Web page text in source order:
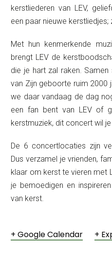
kerstliederen van LEV,
een paar nieuwe
Met hun kenmerkende
brengt LEV de
die je hart zal raken.
van Zijn geboorte ruim 2000
we daar vandaag de dag
een fan bent van LEV of
kerstmuziek, dit concert wil
De 6 concertlocaties zijn
Dus verzamel je vrienden,
klaar om kerst te vieren met
je bemoedigen en
van kerst.
+ Google Calendar +